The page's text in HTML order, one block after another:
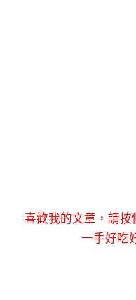
喜歡我的文章，請
一手好吃